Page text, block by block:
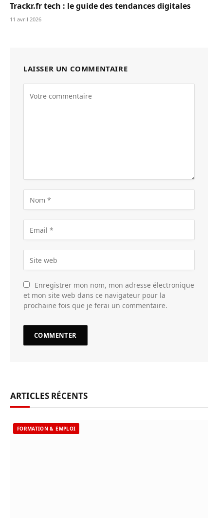
Trackr.fr tech : le guide des tendances digitales
11 avril 2026
LAISSER UN COMMENTAIRE
Enregistrer mon nom, mon adresse électronique
et mon site web dans ce navigateur pour la
prochaine fois que je ferai un commentaire.
ARTICLES RÉCENTS
FORMATION & EMPLOI